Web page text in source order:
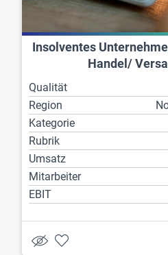
Insolventes
Handel/
Qualität
Region
Kategorie
Rubrik
Umsatz
Mitarbeiter
EBIT